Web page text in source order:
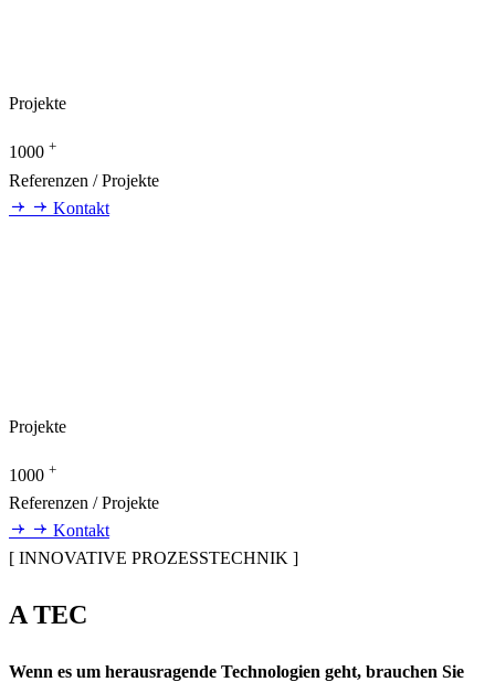
Projekte
1000 +
Referenzen / Projekte
Kontakt
Projekte
1000 +
Referenzen / Projekte
Kontakt
[ INNOVATIVE PROZESSTECHNIK ]
A TEC
Wenn es um herausragende Technologien geht, brauchen Sie